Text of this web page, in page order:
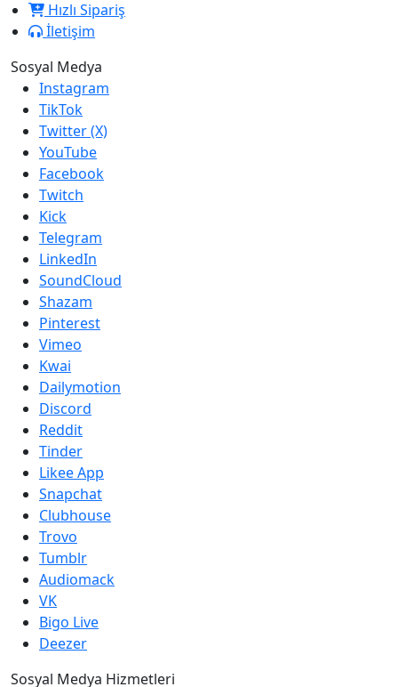
Hızlı Sipariş
İletişim
Sosyal Medya
Instagram
TikTok
Twitter (X)
YouTube
Facebook
Twitch
Kick
Telegram
LinkedIn
SoundCloud
Shazam
Pinterest
Vimeo
Kwai
Dailymotion
Discord
Reddit
Tinder
Likee App
Snapchat
Clubhouse
Trovo
Tumblr
Audiomack
VK
Bigo Live
Deezer
Sosyal Medya Hizmetleri